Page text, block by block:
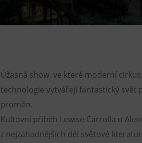
Catering
Úžasná show, ve které moderní
technologie vytvářejí fantastický svět
proměn.
Kultovní příběh Lewise Carrolla o
z nejzáhadnějších děl světové